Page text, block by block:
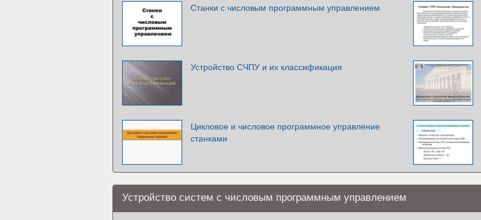
Станки с числовым программным управлением
Устройство СЧПУ и их классификация
Цикловое и числовое программное управление
станками
Устройство систем с числовым программным управлением